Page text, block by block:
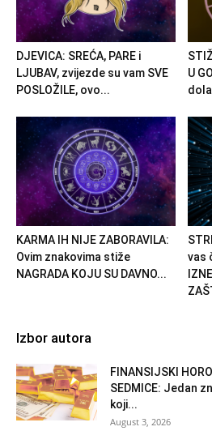
DJEVICA: SREĆA, PARE i
LJUBAV, zvijezde su vam SVE
POSLOŽILE, ovo...
U
KARMA IH NIJE ZABORAVILA:
Ovim znakovima stiže
NAGRADA KOJU SU DAVNO...
vas
Izbor autora
FINANSIJSKI
SEDMICE: Jedan
koji...
August 3, 2026